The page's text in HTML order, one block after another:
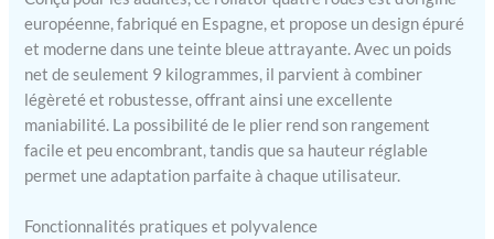
transporter dans n'importe
quel coffre ou le ranger
sans qu'il ne prenne trop
de place LÉGER ET
RÉSISTANT : ce
déambulateur ultra léger
ne pèse que 6,7 kg, ce qui
permet de le déplacer sans
structure en aluminium,
européenne, fabriqué en Espagne, et propose un design épuré
et moderne dans une teinte bleue attrayante. Avec un poids
net de seulement 9 kilogrammes, il parvient à combiner
légèreté et robustesse, offrant ainsi une excellente
maniabilité. La possibilité de le plier rend son rangement
facile et peu encombrant, tandis que sa hauteur réglable
permet une adaptation parfaite à chaque utilisateur.
Fonctionnalités pratiques et polyvalence